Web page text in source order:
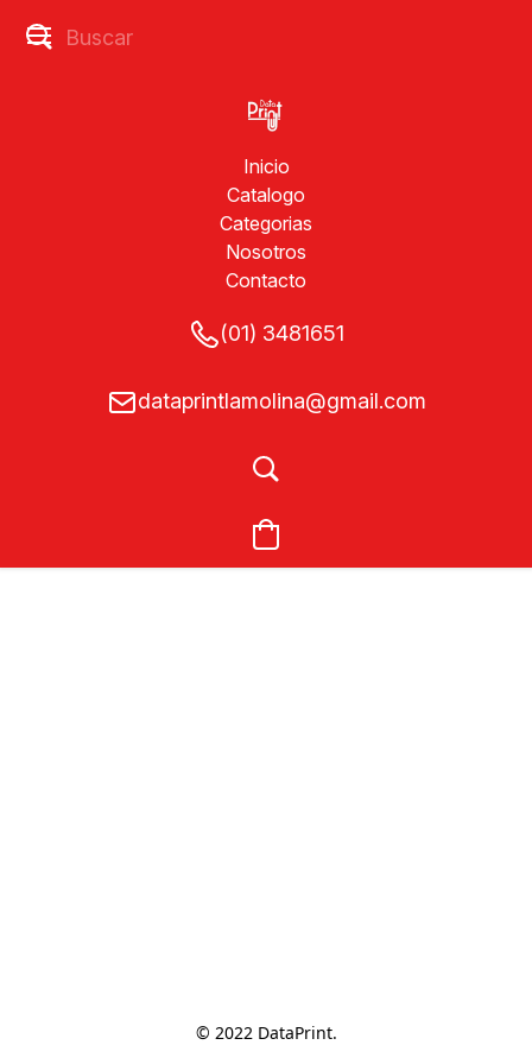
Inicio
Catalogo
Categorias
Nosotros
Contacto
(01) 3481651
dataprintlamolina@gmail.com
© 2022 DataPrint.